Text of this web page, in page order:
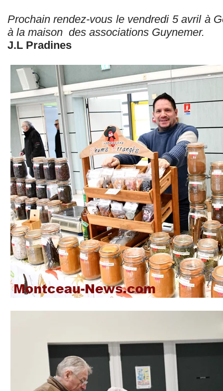
Prochain rendez-vous le vendredi 5 avril à
à la maison des associations Guynemer.
J.L Pradines